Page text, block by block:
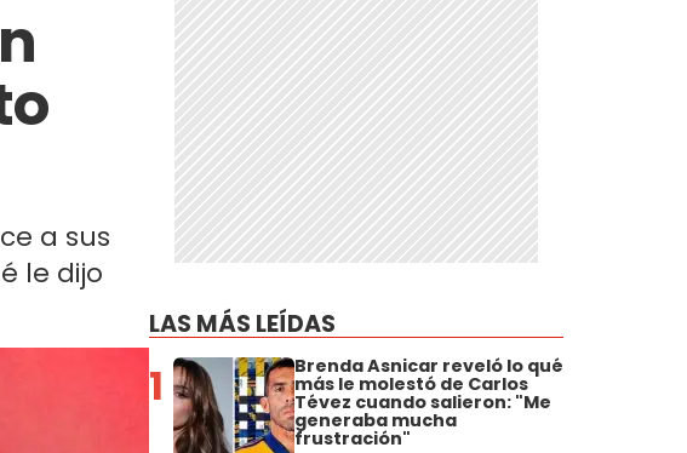
a sus
le dijo
LAS MÁS LEÍDAS
1 Brenda Asnicar reveló lo qué
más le molestó de Carlos
Tévez cuando salieron: "Me
generaba mucha
frustración"